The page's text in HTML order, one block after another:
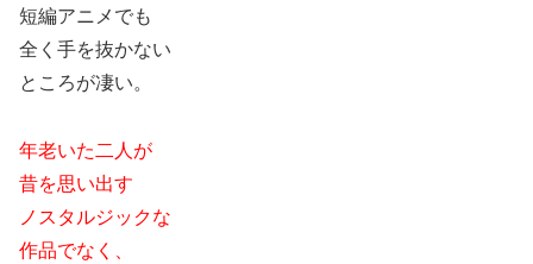
短編アニメでも
全く手を抜かない
ところが凄い。
年老いた二人が
昔を思い出す
ノスタルジックな
作品でなく、